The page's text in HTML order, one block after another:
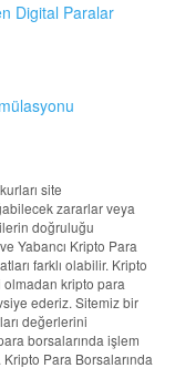
Digital Paralar
site
zararlar veya
doğruluğu
Yabancı Kripto Para
farklı olabilir. Kripto
olmadan kripto para
ederiz. Sitemiz bir
değerlerini
borsalarında işlem
Para Borsalarında